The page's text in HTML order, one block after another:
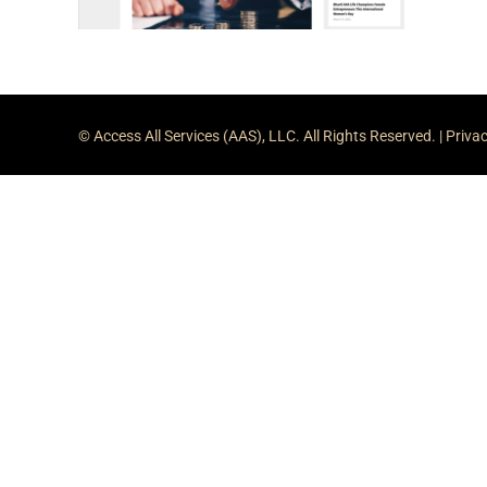
© Access All Services (AAS), LLC. All Rights Reserved. |